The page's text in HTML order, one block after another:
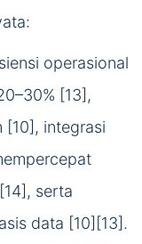
operasional
[13],
[10], integrasi
serta
data [10][13].